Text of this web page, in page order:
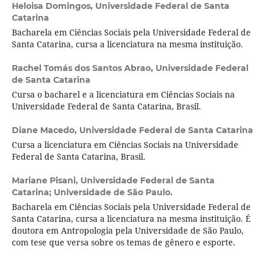
Heloisa Domingos, Universidade Federal de Santa
Catarina
Bacharela em Ciências Sociais pela Universidade Federal de
Santa Catarina, cursa a licenciatura na mesma instituição.
Rachel Tomás dos Santos Abrao, Universidade Federal
de Santa Catarina
Cursa o bacharel e a licenciatura em Ciências Sociais na
Universidade Federal de Santa Catarina, Brasil.
Diane Macedo, Universidade Federal de Santa Catarina
Cursa a licenciatura em Ciências Sociais na Universidade
Federal de Santa Catarina, Brasil.
Mariane Pisani, Universidade Federal de Santa
Catarina; Universidade de São Paulo.
Bacharela em Ciências Sociais pela Universidade Federal de
Santa Catarina, cursa a licenciatura na mesma instituição. É
doutora em Antropologia pela Universidade de São Paulo,
com tese que versa sobre os temas de gênero e esporte.